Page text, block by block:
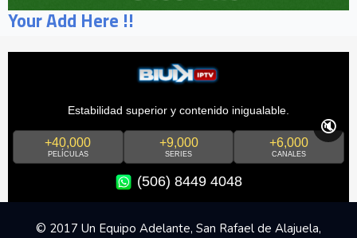
Your Add Here !!
Estabilidad superior y contenido inigualable.
+40,000
PELÍCULAS
+9,000
SERIES
+6,000
CANALES
(506) 8449 4048
🔇
© 2017 Un Equipo Adelante, San Rafael de Alajuela,